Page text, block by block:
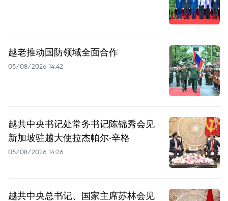
越老推动国防领域全面合作
05/08/2026 14:42
越共中央书记处常务书记陈锦秀会见
新加坡驻越大使拉杰帕尔·辛格
05/08/2026 14:26
越共中央总书记、国家主席苏林会见